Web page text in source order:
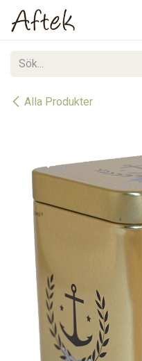
Hoppa till innehåll
Alla Produkter